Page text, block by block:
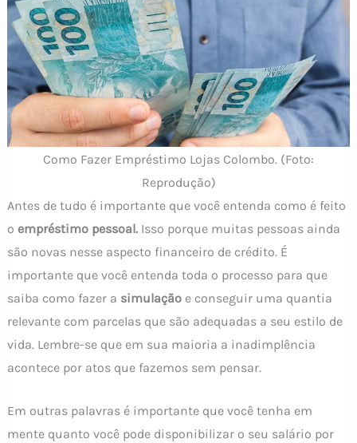
Como Fazer Empréstimo Lojas Colombo. (Foto:
Reprodução)
Antes de tudo é importante que você entenda como é feito
o empréstimo pessoal.Isso porque muitas pessoas ainda
são novas nesse aspecto financeiro de crédito. É
importante que você entenda toda o processo para que
saiba como fazer a simulaçãoe conseguir uma quantia
relevante com parcelas que são adequadas a seu estilo de
vida. Lembre-se que em sua maioria a inadimplência
acontece por atos que fazemos sem pensar.
Em outras palavras é importante que você tenha em
mente quanto você pode disponibilizar o seu salário por